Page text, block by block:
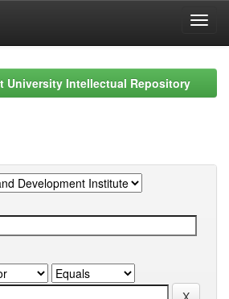
University Intellectual Repository